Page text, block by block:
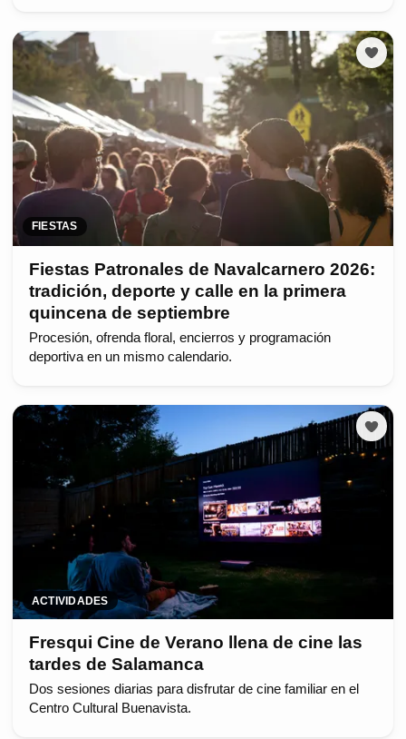
FIESTAS
Fiestas Patronales de Navalcarnero 2026:
tradición, deporte y calle en la primera
quincena de septiembre
Procesión, ofrenda floral, encierros y programación
deportiva en un mismo calendario.
ACTIVIDADES
Fresqui Cine de Verano llena de cine las
tardes de Salamanca
Dos sesiones diarias para disfrutar de cine familiar en el
Centro Cultural Buenavista.